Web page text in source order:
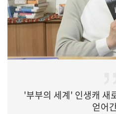
'부부의 세계' 인생캐 새
얻어